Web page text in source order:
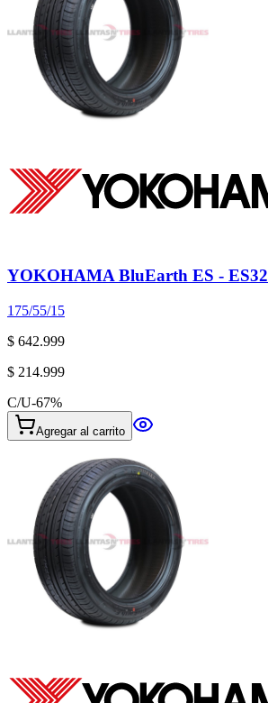
YOKOHAMA BluEarth ES - ES32
175/55/15
$ 642.999
$ 214.999
C/U-67%
Agregar al carrito